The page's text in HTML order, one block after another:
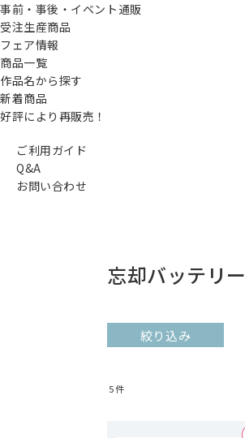
事前・事後・イベント通販
受注生産商品
フェア情報
商品一覧
作品名から探す
新着商品
好評により再販売！
ご利用ガイド
Q&A
お問い合わせ
忘却バッテリー
絞り込み
5件